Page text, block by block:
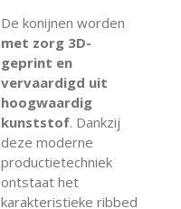
De konijnen worden
met zorg 3D-
geprint en
vervaardigd uit
hoogwaardig
kunststof. Dankzij
deze moderne
productietechniek
ontstaat het
karakteristieke ribbed